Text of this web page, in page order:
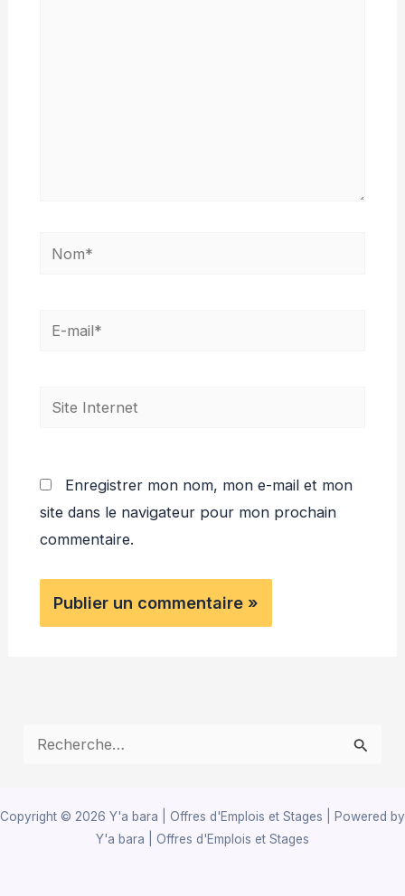
Nom*
E-
Site
Enregistrer mon nom, mon e-mail et mon
site dans le navigateur pour mon prochain
commentaire.
h
Copyright © 2026 Y'a bara | Offres d'Emplois et Stages | Powered by
Y'a bara | Offres d'Emplois et Stages